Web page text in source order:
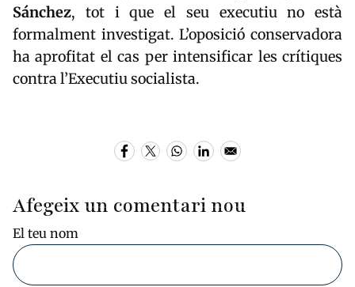
Sánchez, tot i que el seu executiu no està
formalment investigat. L’oposició conservadora
ha aprofitat el cas per intensificar les crítiques
contra l’Executiu socialista.
Afegeix un comentari nou
El teu nom